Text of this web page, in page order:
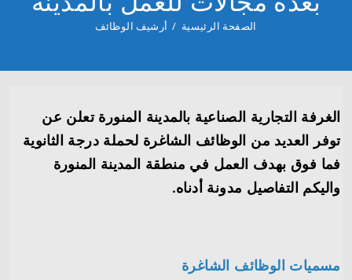
الصفحة الرئيسية / أرشيف الوظائف
الغرفة التجارية الصناعية بالمدينة المنورة تعلن عن
توفر العديد من الوظائف الشاغرة لحملة درجة الثانوية
فما فوق بهدف العمل في منطقة المدينة المنورة
واليكم التفاصيل مدونة أدناه.
مسميات الوظائف الشاغرة